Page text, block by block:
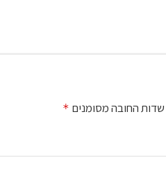
שדות החובה מסומנים *